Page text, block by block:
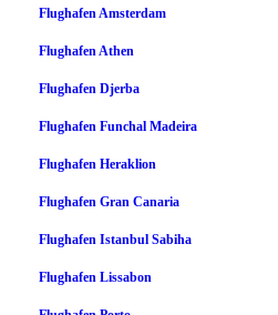
Flughafen Amsterdam
Flughafen Athen
Flughafen Djerba
Flughafen Funchal Madeira
Flughafen Heraklion
Flughafen Gran Canaria
Flughafen Istanbul Sabiha
Flughafen Lissabon